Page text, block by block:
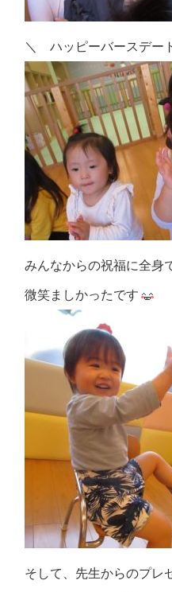
＼ ハッピーバースデー
みんなからの祝福に全身
微笑ましかったです
そして、先生からのプレ